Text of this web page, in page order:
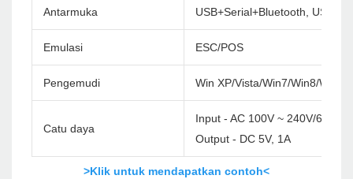
Antarmuka USB+Serial+Bluetooth,
Emulasi ESC/POS
Pengemudi Win XP/Vista/Win7/Win8/
Catu daya
Input - AC 100V ~ 240V/60Hz
Output - DC 5V, 1A
>Klik untuk mendapatkan contoh<